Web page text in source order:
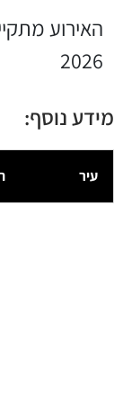
2026
מידע נוסף:
עיר